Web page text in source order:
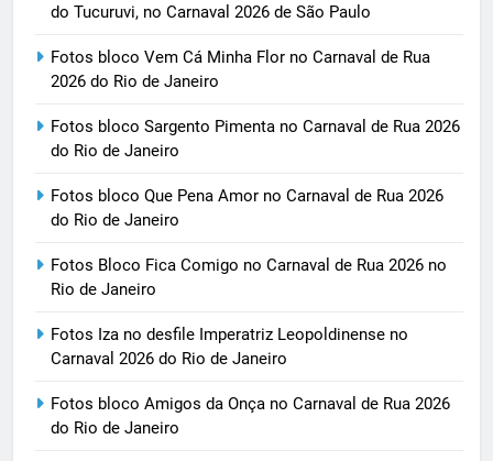
do Tucuruvi, no Carnaval 2026 de São Paulo
Fotos bloco Vem Cá Minha Flor no Carnaval de Rua
2026 do Rio de Janeiro
Fotos bloco Sargento Pimenta no Carnaval de Rua 2026
do Rio de Janeiro
Fotos bloco Que Pena Amor no Carnaval de Rua 2026
do Rio de Janeiro
Fotos Bloco Fica Comigo no Carnaval de Rua 2026 no
Rio de Janeiro
Fotos Iza no desfile Imperatriz Leopoldinense no
Carnaval 2026 do Rio de Janeiro
Fotos bloco Amigos da Onça no Carnaval de Rua 2026
do Rio de Janeiro